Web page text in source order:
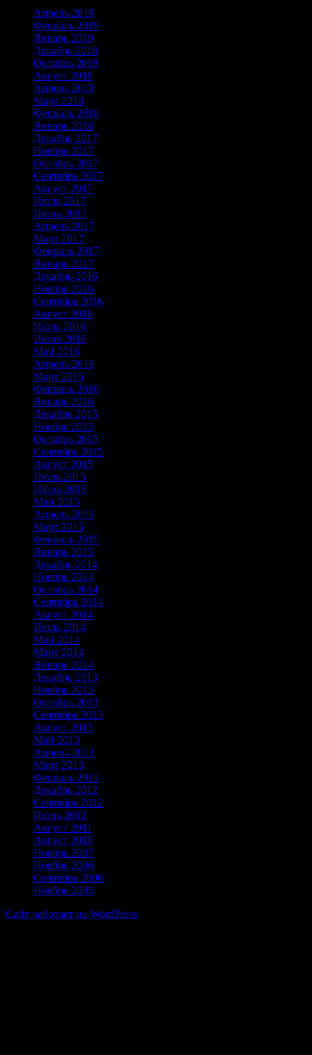
Апрель 2019
Февраль 2019
Январь 2019
Декабрь 2018
Октябрь 2018
Август 2018
Апрель 2018
Март 2018
Февраль 2018
Январь 2018
Декабрь 2017
Ноябрь 2017
Октябрь 2017
Сентябрь 2017
Август 2017
Июль 2017
Июнь 2017
Апрель 2017
Март 2017
Февраль 2017
Январь 2017
Декабрь 2016
Ноябрь 2016
Сентябрь 2016
Август 2016
Июль 2016
Июнь 2016
Май 2016
Апрель 2016
Март 2016
Февраль 2016
Январь 2016
Декабрь 2015
Ноябрь 2015
Октябрь 2015
Сентябрь 2015
Август 2015
Июль 2015
Июнь 2015
Май 2015
Апрель 2015
Март 2015
Февраль 2015
Январь 2015
Декабрь 2014
Ноябрь 2014
Октябрь 2014
Сентябрь 2014
Август 2014
Июль 2014
Май 2014
Март 2014
Январь 2014
Декабрь 2013
Ноябрь 2013
Октябрь 2013
Сентябрь 2013
Август 2013
Май 2013
Апрель 2013
Март 2013
Февраль 2013
Декабрь 2012
Сентябрь 2012
Июнь 2012
Август 2011
Август 2010
Ноябрь 2007
Ноябрь 2006
Сентябрь 2006
Ноябрь 2005
Сайт работает на WordPress